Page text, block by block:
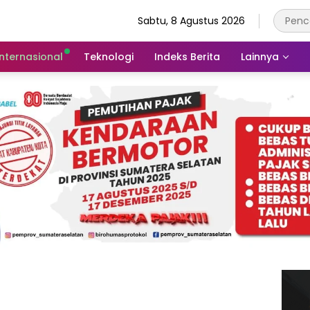
Sabtu, 8 Agustus 2026
Teknologi Indeks Berita Lainnya